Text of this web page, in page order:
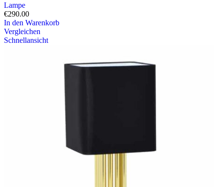
Lampe
€290.00
In den Warenkorb
Vergleichen
Schnellansicht